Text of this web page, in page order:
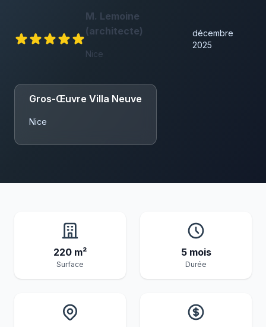
06 29 88 35 24
Devis Gratuit
M. Lemoine
(architecte)
Nice
décembre
2025
Gros-Œuvre Villa Neuve
Nice
220 m²
Surface
5 mois
Durée